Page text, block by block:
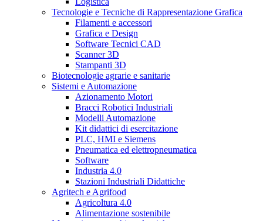
Tecnologie e Tecniche di Rappresentazione Grafica
Filamenti e accessori
Grafica e Design
Software Tecnici CAD
Scanner 3D
Stampanti 3D
Biotecnologie agrarie e sanitarie
Sistemi e Automazione
Azionamento Motori
Bracci Robotici Industriali
Modelli Automazione
Kit didattici di esercitazione
PLC, HMI e Siemens
Pneumatica ed elettropneumatica
Software
Industria 4.0
Stazioni Industriali Didattiche
Agritech e Agrifood
Agricoltura 4.0
Alimentazione sostenibile